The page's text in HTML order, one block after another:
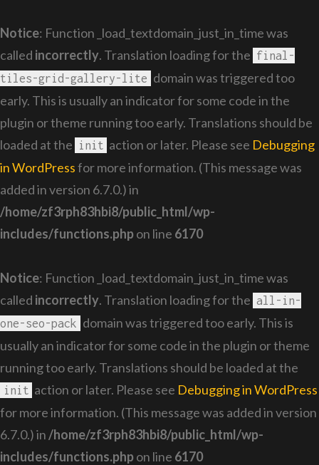
Notice: Function _load_textdomain_just_in_time was
called incorrectly. Translation loading for the final-
tiles-grid-gallery-lite domain was triggered too
early. This is usually an indicator for some code in the
plugin or theme running too early. Translations should be
loaded at the
init action or later. Please see Debugging
in WordPressfor more information. (This message was
added in version 6.7.0.) in
/home/zf3rph83hbi8/public_html/wp-
includes/functions.phpon line 6170
Notice: Function _load_textdomain_just_in_time was
called incorrectly. Translation loading for the all-in-
one-seo-pack domain was triggered too early. This is
usually an indicator for some code in the plugin or theme
running too early. Translations should be loaded at the
init action or later. Please see Debugging in WordPress
for more information. (This message was added in version
6.7.0.) in /home/zf3rph83hbi8/public_html/wp-
includes/functions.phpon line 6170